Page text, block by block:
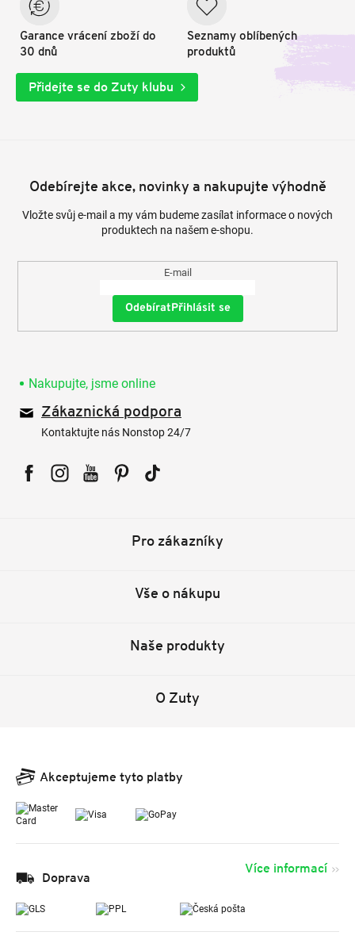
Garance vrácení zboží do
30 dnů
Seznamy oblíbených
produktů
Přidejte se do Zuty klubu
Odebírejte akce, novinky a nakupujte výhodně
Vložte svůj e-mail a my vám budeme zasílat informace o nových
produktech na našem e-shopu.
E-mail
Přihlásit se
Nakupujte, jsme online
Zákaznická podpora
Kontaktujte nás Nonstop 24/7
Pro zákazníky
Vše o nákupu
Naše produkty
O Zuty
Akceptujeme tyto platby
Doprava
Více informací